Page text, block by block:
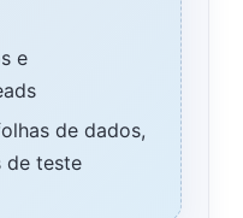
e
de dados,
de teste